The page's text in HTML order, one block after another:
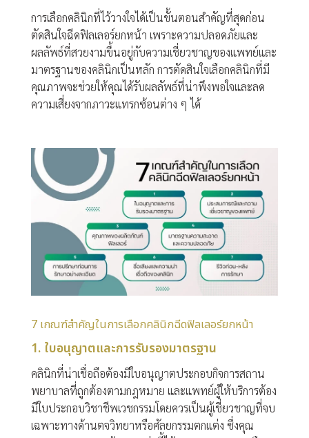
การเลือกคลินิกที่ไว้วางใจได้เป็นขั้นตอนสำคัญที่สุดก่อน
ตัดสินใจฉีดฟิลเลอร์ยกหน้า เพราะความปลอดภัยและ
ผลลัพธ์ที่สวยงามขึ้นอยู่กับความเชี่ยวชาญของแพทย์และ
มาตรฐานของคลินิกเป็นหลัก การตัดสินใจเลือกคลินิกที่มี
คุณภาพจะช่วยให้คุณได้รับผลลัพธ์ที่น่าพึงพอใจและลด
ความเสี่ยงจากภาวะแทรกซ้อนต่าง ๆ ได้
7 เกณฑ์สำคัญในการเลือกคลินิกฉีดฟิลเลอร์ยกหน้า
1. ใบอนุญาตและการรับรองมาตรฐาน
คลินิกที่น่าเชื่อถือต้องมีใบอนุญาตประกอบกิจการสถาน
พยาบาลที่ถูกต้องตามกฎหมาย และแพทย์ผู้ให้บริการต้อง
มีใบประกอบวิชาชีพเวชกรรมโดยควรเป็นผู้เชี่ยวชาญที่จบ
เฉพาะทางด้านตจวิทยาหรือศัลยกรรมตกแต่ง ซึ่งคุณ